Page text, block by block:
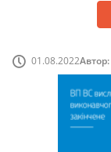
01.08.2022Автор: